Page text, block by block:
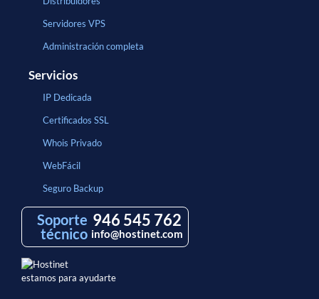
Servidores VPS
Administración completa
Servicios
IP Dedicada
Certificados SSL
Whois Privado
WebFácil
Seguro Backup
Soporte
técnico
946 545 762
info@hostinet.com
estamos para ayudarte